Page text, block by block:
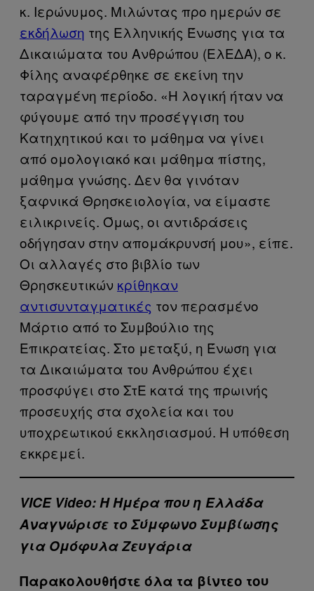
κ. Ιερώνυμος. Μιλώντας προ ημερών σε
εκδήλωση της Ελληνικής Ένωσης για τα
Δικαιώματα του Ανθρώπου (ΕλΕΔΑ), ο κ.
Φίλης αναφέρθηκε σε εκείνη την
ταραγμένη περίοδο. «Η λογική ήταν να
φύγουμε από την προσέγγιση του
Κατηχητικού και το μάθημα να γίνει
από ομολογιακό και μάθημα πίστης,
μάθημα γνώσης. Δεν θα γινόταν
ξαφνικά Θρησκειολογία, να είμαστε
ειλικρινείς. Όμως, οι αντιδράσεις
οδήγησαν στην απομάκρυνσή μου», είπε.
Οι αλλαγές στο βιβλίο των
Θρησκευτικών κρίθηκαν
αντισυνταγματικές τον περασμένο
Μάρτιο από το Συμβούλιο της
Επικρατείας. Στο μεταξύ, η Ένωση για
τα Δικαιώματα του Ανθρώπου έχει
προσφύγει στο ΣτΕ κατά της πρωινής
προσευχής στα σχολεία και του
υποχρεωτικού εκκλησιασμού. Η υπόθεση
εκκρεμεί.
VICE Video: Η Ημέρα που η Ελλάδα
Αναγνώρισε το Σύμφωνο Συμβίωσης
για Ομόφυλα Ζευγάρια
Παρακολουθήστε όλα τα βίντεo του